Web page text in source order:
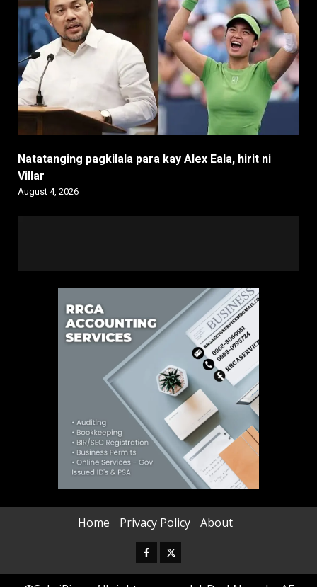
Natatanging pagkilala para kay Alex Eala, hirit ni
Villar
August 4, 2026
Home Privacy Policy About
Facebook
Twitter